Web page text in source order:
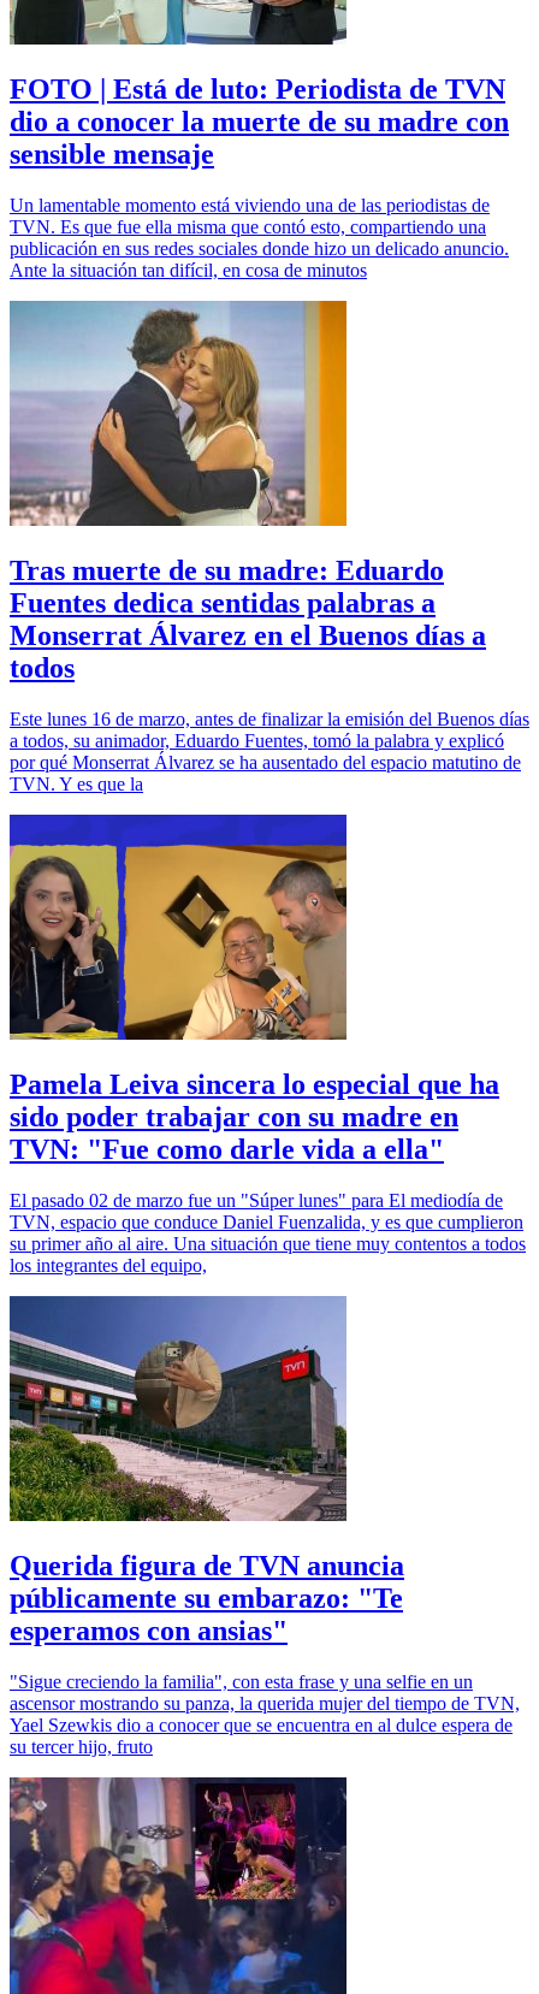
FOTO | Está de luto: Periodista de TVN
dio a conocer la muerte de su madre con
sensible mensaje
Un lamentable momento está viviendo una de las periodistas de
TVN. Es que fue ella misma que contó esto, compartiendo una
publicación en sus redes sociales donde hizo un delicado anuncio.
Ante la situación tan difícil, en cosa de minutos
Tras muerte de su madre: Eduardo
Fuentes dedica sentidas palabras a
Monserrat Álvarez en el Buenos días a
todos
Este lunes 16 de marzo, antes de finalizar la emisión del Buenos días
a todos, su animador, Eduardo Fuentes, tomó la palabra y explicó
por qué Monserrat Álvarez se ha ausentado del espacio matutino de
TVN. Y es que la
Pamela Leiva sincera lo especial que ha
sido poder trabajar con su madre en
TVN: "Fue como darle vida a ella"
El pasado 02 de marzo fue un "Súper lunes" para El mediodía de
TVN, espacio que conduce Daniel Fuenzalida, y es que cumplieron
su primer año al aire. Una situación que tiene muy contentos a todos
los integrantes del equipo,
Querida figura de TVN anuncia
públicamente su embarazo: "Te
esperamos con ansias"
"Sigue creciendo la familia", con esta frase y una selfie en un
ascensor mostrando su panza, la querida mujer del tiempo de TVN,
Yael Szewkis dio a conocer que se encuentra en al dulce espera de
su tercer hijo, fruto